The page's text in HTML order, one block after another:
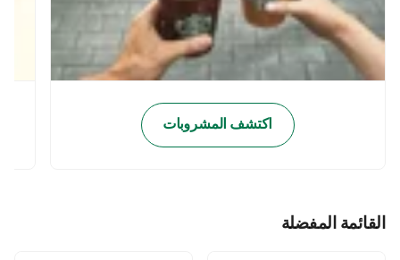
اكتشف المشروبات
القائمة المفضلة